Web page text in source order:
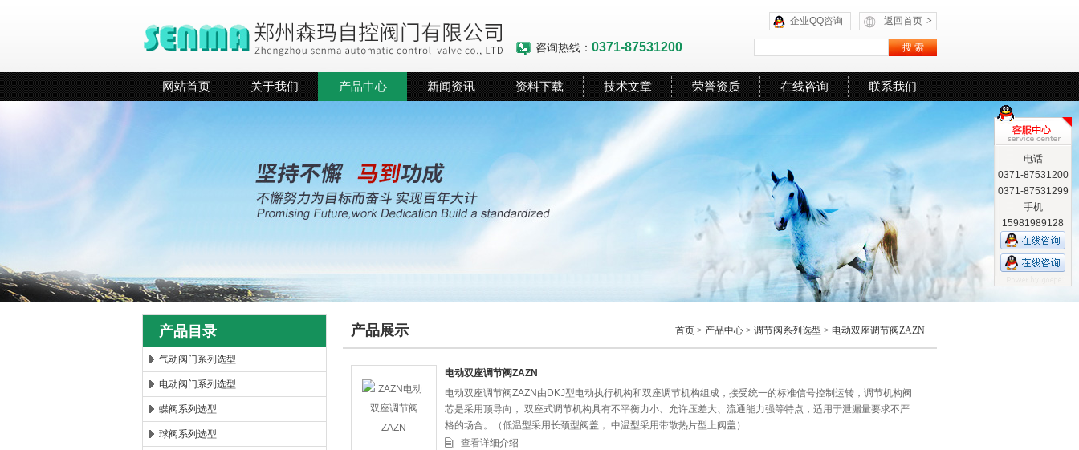
郑州森玛自控阀门有限公司
返回首页 >
企业QQ咨询
咨询热线： 0371-87531200
网站首页 关于我们 产品中心 新闻资讯 资料下载 技术文章 荣誉资质 在线咨询 联系我们
产品目录
气动阀门系列选型
电动阀门系列选型
蝶阀系列选型
球阀系列选型
产品展示 首页 > 产品中心 > 调节阀系列选型 > 电动双座调节阀ZAZN
电动双座调节阀ZAZN
电动双座调节阀ZAZN由DKJ型电动执行机构和双座调节机构组成，接受统一的标准信号控制运转，调节机构阀
芯是采用顶导向， 双座式调节机构具有不平衡力小、允许压差大、流通能力强等特点，适用于泄漏量要求不严
格的场合。（低温型采用长颈型阀盖， 中温型采用带散热片型上阀盖）
查看详细介绍
电话
0371-87531200
0371-87531299
手机
15981989128